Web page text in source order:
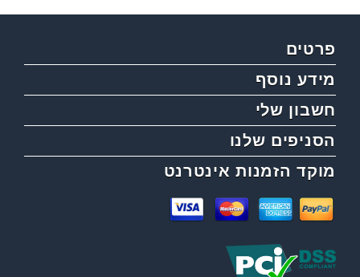
פרטים
מידע נוסף
חשבון שלי
הסניפים שלנו
מוקד הזמנות אינטרנט